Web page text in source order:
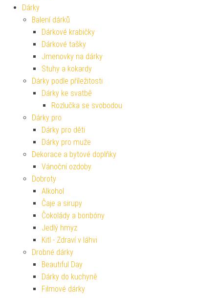
Dárky
Balení dárků
Dárkové krabičky
Dárkové tašky
Jmenovky na dárky
Stuhy a kokardy
Dárky podle příležitosti
Dárky ke svatbě
Rozlučka se svobodou
Dárky pro
Dárky pro děti
Dárky pro muže
Dekorace a bytové doplňky
Vánoční ozdoby
Dobroty
Alkohol
Čaje a sirupy
Čokolády a bonbóny
Jedlý hmyz
Kitl - Zdraví v láhvi
Drobné dárky
Beautiful Day
Dárky do kuchyně
Filmové dárky